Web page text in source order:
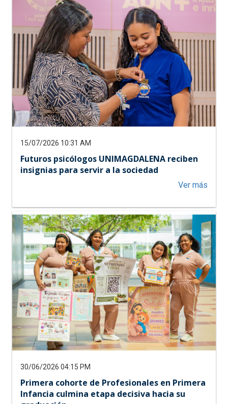
de
salud
15/07/2026 10:31 AM
Futuros psicólogos UNIMAGDALENA reciben
insignias para servir a la sociedad
Ver más
para
servir
a
la
30/06/2026 04:15 PM
Primera cohorte de Profesionales en Primera
Infancia culmina etapa decisiva hacia su